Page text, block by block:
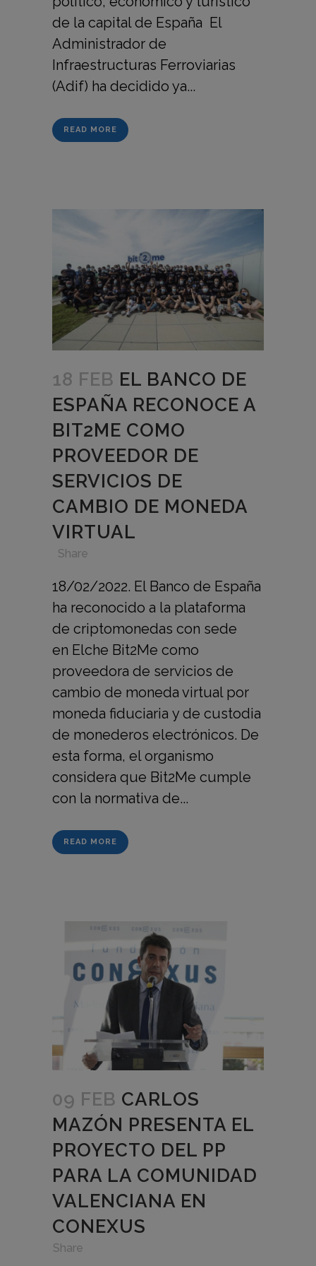
de la capital de España El
Administrador de
Infraestructuras Ferroviarias
(Adif) ha decidido ya...
READ MORE
18 FEB EL BANCO DE
ESPAÑA RECONOCE A
BIT2ME COMO
PROVEEDOR DE
SERVICIOS DE
CAMBIO DE MONEDA
VIRTUAL
Share
18/02/2022. El Banco de España
ha reconocido a la plataforma
de criptomonedas con sede
en Elche Bit2Me como
proveedora de servicios de
cambio de moneda virtual por
moneda fiduciaria y de custodia
de monederos electrónicos. De
esta forma, el organismo
considera que Bit2Me cumple
con la normativa de...
READ MORE
09 FEB CARLOS
MAZÓN PRESENTA EL
PROYECTO DEL PP
PARA LA COMUNIDAD
VALENCIANA EN
CONEXUS
Share